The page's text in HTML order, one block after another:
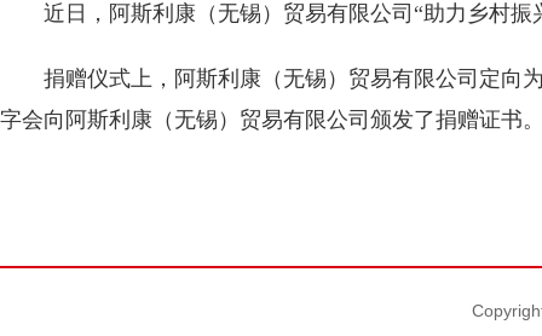
近日，阿斯利康（无锡）贸易有限公司“助力乡村
捐赠仪式上，阿斯利康（无锡）贸易有限公司定向
字会向阿斯利康（无锡）贸易有限公司颁发了捐赠证书